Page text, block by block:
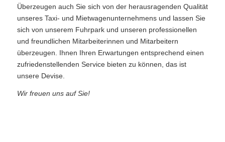
Überzeugen auch Sie sich von der herausragenden Qualität
unseres Taxi- und Mietwagenunternehmens und lassen Sie
sich von unserem Fuhrpark und unseren professionellen
und freundlichen Mitarbeiterinnen und Mitarbeitern
überzeugen. Ihnen Ihren Erwartungen entsprechend einen
zufriedenstellenden Service bieten zu können, das ist
unsere Devise.
Wir freuen uns auf Sie!